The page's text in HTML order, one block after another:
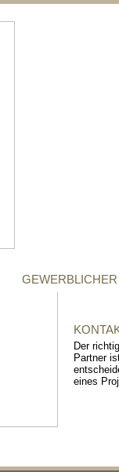
Der
Partner
eines